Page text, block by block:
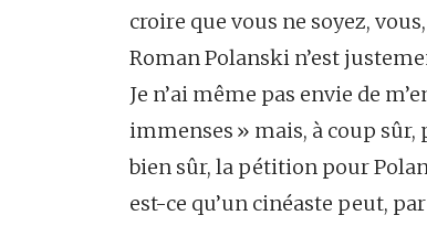
croire que vous ne soyez,
Roman Polanski n’est
Je n’ai même pas envie de
immenses » mais, à coup
bien sûr, la pétition pour
est-ce qu’un cinéaste peut,